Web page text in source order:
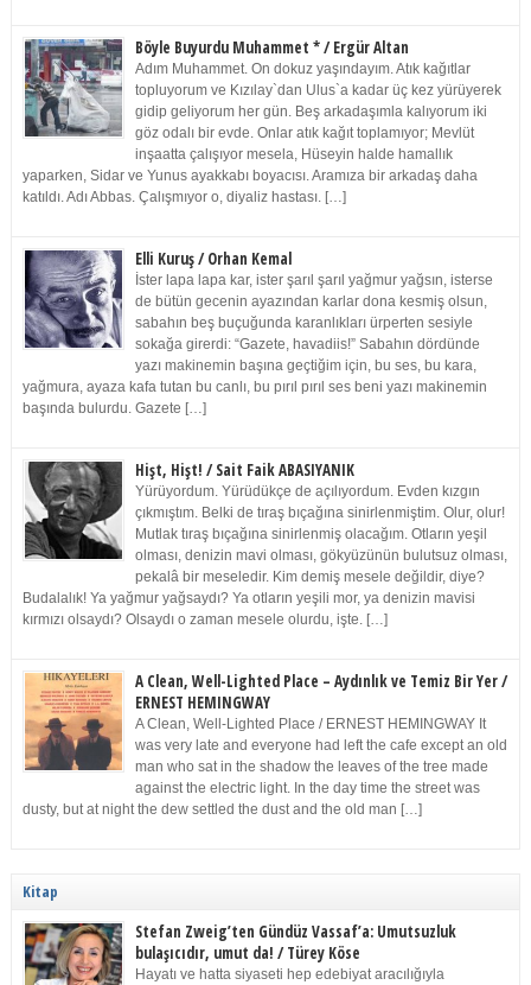
Böyle Buyurdu Muhammet * / Ergür Altan
Adım Muhammet. On dokuz yaşındayım. Atık kağıtlar
topluyorum ve Kızılay`dan Ulus`a kadar üç kez yürüyerek
gidip geliyorum her gün. Beş arkadaşımla kalıyorum iki
göz odalı bir evde. Onlar atık kağıt toplamıyor; Mevlüt
inşaatta çalışıyor mesela, Hüseyin halde hamallık
yaparken, Sidar ve Yunus ayakkabı boyacısı. Aramıza bir arkadaş daha
katıldı. Adı Abbas. Çalışmıyor o, diyaliz hastası. […]
Elli Kuruş / Orhan Kemal
İster lapa lapa kar, ister şarıl şarıl yağmur yağsın, isterse
de bütün gecenin ayazından karlar dona kesmiş olsun,
sabahın beş buçuğunda karanlıkları ürperten sesiyle
sokağa girerdi: “Gazete, havadiis!” Sabahın dördünde
yazı makinemin başına geçtiğim için, bu ses, bu kara,
yağmura, ayaza kafa tutan bu canlı, bu pırıl pırıl ses beni yazı makinemin
başında bulurdu. Gazete […]
Hişt, Hişt! / Sait Faik ABASIYANIK
Yürüyordum. Yürüdükçe de açılıyordum. Evden kızgın
çıkmıştım. Belki de tıraş bıçağına sinirlenmiştim. Olur, olur!
Mutlak tıraş bıçağına sinirlenmiş olacağım. Otların yeşil
olması, denizin mavi olması, gökyüzünün bulutsuz olması,
pekalâ bir meseledir. Kim demiş mesele değildir, diye?
Budalalık! Ya yağmur yağsaydı? Ya otların yeşili mor, ya denizin mavisi
kırmızı olsaydı? Olsaydı o zaman mesele olurdu, işte. […]
A Clean, Well-Lighted Place – Aydınlık ve Temiz Bir Yer /
ERNEST HEMINGWAY
A Clean, Well-Lighted Place / ERNEST HEMINGWAY It
was very late and everyone had left the cafe except an old
man who sat in the shadow the leaves of the tree made
against the electric light. In the day time the street was
dusty, but at night the dew settled the dust and the old man […]
Kitap
Stefan Zweig’ten Gündüz Vassaf’a: Umutsuzluk
bulaşıcıdır, umut da! / Türey Köse
Hayatı ve hatta siyaseti hep edebiyat aracılığıyla